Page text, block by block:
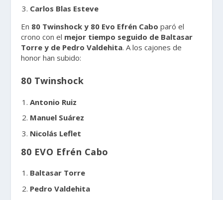
Carlos Blas Esteve
En 80 Twinshock y 80 Evo Efrén Cabo paró el
crono con el mejor tiempo seguido de Baltasar
Torre y de Pedro Valdehita. A los cajones de
honor han subido:
80 Twinshock
Antonio Ruiz
Manuel Suárez
Nicolás Leflet
80 EVO Efrén Cabo
Baltasar Torre
Pedro Valdehita